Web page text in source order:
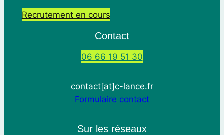
Recrutement en cours
Contact
06 66 19 51 30
contact[at]c-lance.fr
Formulaire contact
Sur les réseaux